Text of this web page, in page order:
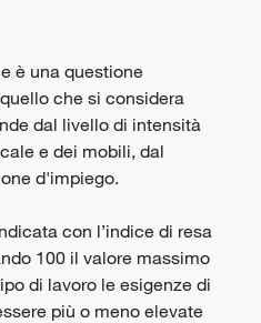
è una questione
che si considera
dal livello di intensità
e dei mobili, dal
d'impiego.
con l’indice di resa
100 il valore massimo
di lavoro le esigenze di
più o meno elevate